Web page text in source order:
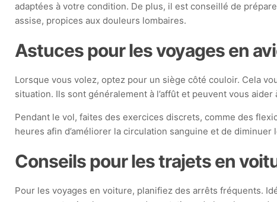
adaptées à votre condition. De plus, il est conseillé de
assise, propices aux douleurs lombaires.
Astuces pour les voyages en
Lorsque vous volez, optez pour un siège côté couloir. Cela
situation. Ils sont généralement à l’affût et peuvent vous
Pendant le vol, faites des exercices discrets, comme des
heures afin d’améliorer la circulation sanguine et de
Conseils pour les trajets en
Pour les voyages en voiture, planifiez des arrêts fréquents.